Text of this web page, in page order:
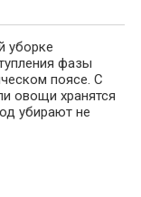
уборке
фазы
поясе. С
овощи хранятся
убирают не